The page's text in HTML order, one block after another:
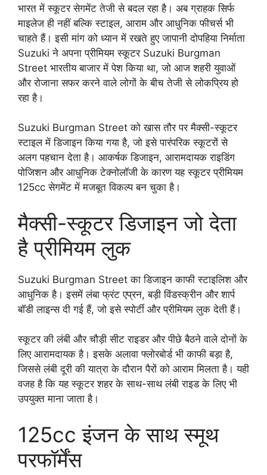
भारत में स्कूटर सेगमेंट तेजी से बदल रहा है। अब ग्राहक सिर्फ
माइलेज ही नहीं बल्कि स्टाइल, आराम और आधुनिक फीचर्स भी
चाहते हैं। इसी मांग को ध्यान में रखते हुए जापानी दोपहिया निर्माता
Suzuki ने अपना प्रीमियम स्कूटर Suzuki Burgman
Street भारतीय बाजार में पेश किया था, जो आज शहरी युवाओं
और रोजाना सफर करने वाले लोगों के बीच तेजी से लोकप्रिय हो
रहा है।
Suzuki Burgman Street को खास तौर पर मैक्सी-स्कूटर
स्टाइल में डिजाइन किया गया है, जो इसे पारंपरिक स्कूटरों से
अलग पहचान देता है। आकर्षक डिजाइन, आरामदायक राइडिंग
पोजिशन और आधुनिक टेक्नोलॉजी के कारण यह स्कूटर प्रीमियम
125cc सेगमेंट में मजबूत विकल्प बन चुका है।
मैक्सी-स्कूटर डिजाइन जो देता
है प्रीमियम लुक
Suzuki Burgman Street का डिजाइन काफी स्टाइलिश और
आधुनिक है। इसमें लंबा फ्रंट एप्रन, बड़ी विंडस्क्रीन और शार्प
बॉडी लाइन्स दी गई हैं, जो इसे स्पोर्टी और प्रीमियम लुक देती हैं।
स्कूटर की लंबी और चौड़ी सीट राइडर और पीछे बैठने वाले दोनों के
लिए आरामदायक है। इसके अलावा फ्लोरबोर्ड भी काफी बड़ा है,
जिससे लंबी दूरी की यात्रा के दौरान पैरों को आराम मिलता है। यही
वजह है कि यह स्कूटर शहर के साथ-साथ लंबी राइड के लिए भी
उपयुक्त माना जाता है।
125cc इंजन के साथ स्मूथ
परफॉर्मेंस